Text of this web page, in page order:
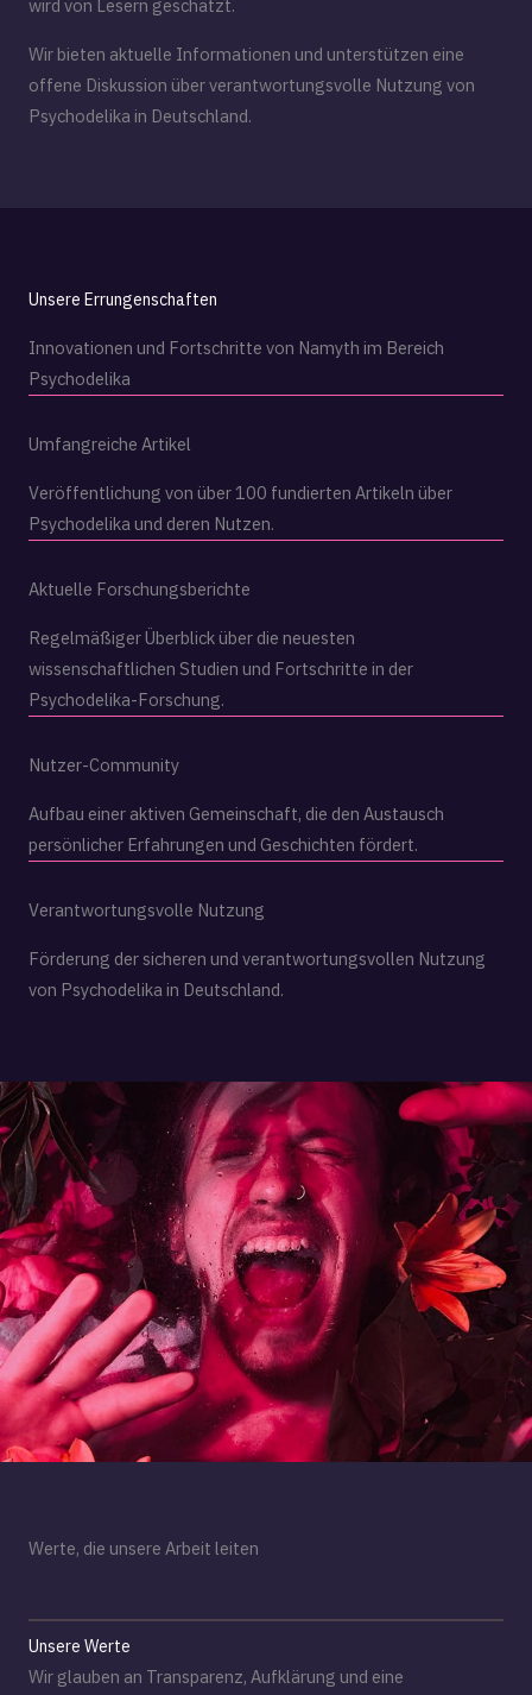
wird von Lesern geschätzt.
Wir bieten aktuelle Informationen und unterstützen eine
offene Diskussion über verantwortungsvolle Nutzung von
Psychodelika in Deutschland.
Unsere Errungenschaften
Innovationen und Fortschritte von Namyth im Bereich
Psychodelika
Umfangreiche Artikel
Veröffentlichung von über 100 fundierten Artikeln über
Psychodelika und deren Nutzen.
Aktuelle Forschungsberichte
Regelmäßiger Überblick über die neuesten
wissenschaftlichen Studien und Fortschritte in der
Psychodelika-Forschung.
Nutzer-Community
Aufbau einer aktiven Gemeinschaft, die den Austausch
persönlicher Erfahrungen und Geschichten fördert.
Verant­wortungsvolle Nutzung
Förderung der sicheren und verantwortungsvollen Nutzung
von Psychodelika in Deutschland.
Werte, die unsere Arbeit leiten
Unsere Werte
Wir glauben an Transparenz, Aufklärung und eine